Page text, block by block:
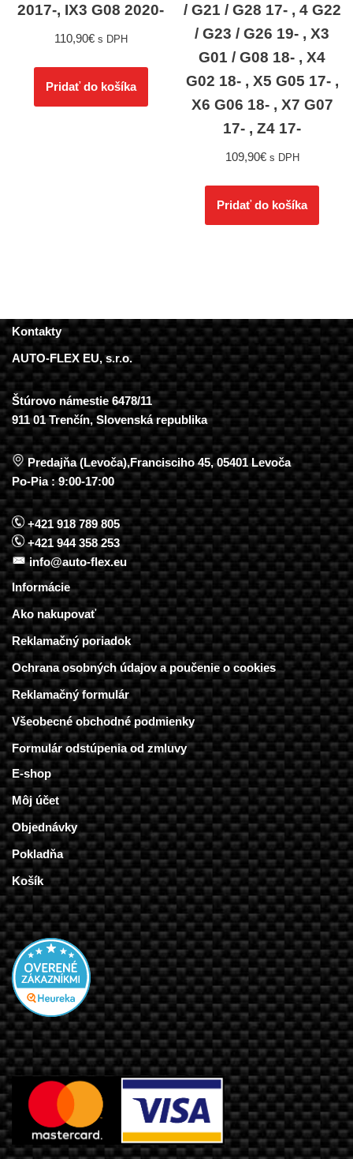
2017-, IX3 G08 2020-
110,90€ s DPH
Pridať do košíka
/ G21 / G28 17- , 4 G22
/ G23 / G26 19- , X3
G01 / G08 18- , X4
G02 18- , X5 G05 17- ,
X6 G06 18- , X7 G07
17- , Z4 17-
109,90€ s DPH
Pridať do košíka
Kontakty
AUTO-FLEX EU, s.r.o.
Štúrovo námestie 6478/11
911 01 Trenčín, Slovenská republika
Predajňa (Levoča),Francisciho 45, 05401 Levoča
Po-Pia : 9:00-17:00
+421 918 789 805
+421 944 358 253
info@auto-flex.eu
Informácie
Ako nakupovať
Reklamačný poriadok
Ochrana osobných údajov a poučenie o cookies
Reklamačný formulár
Všeobecné obchodné podmienky
Formulár odstúpenia od zmluvy
E-shop
Môj účet
Objednávky
Pokladňa
Košík